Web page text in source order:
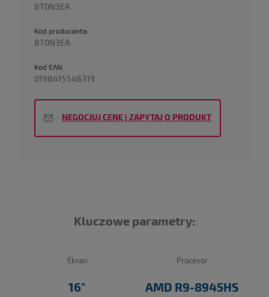
8T0N3EA
Kod producenta:
8T0N3EA
Kod EAN:
0198415546319
NEGOCJUJ CENĘ | ZAPYTAJ O PRODUKT
Kluczowe parametry:
Ekran
16"
Procesor
AMD R9-8945HS